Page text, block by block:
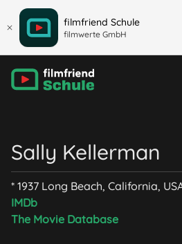
filmfriend Schule
filmwerte GmbH
Sally Kellerman
* 1937 Long Beach, California,
IMDb
The Movie Database